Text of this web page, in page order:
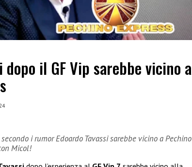
dopo il GF Vip sarebbe vicino a
secondo i rumor Edoardo Tavassi sarebbe vicino a Pechino
Micol!